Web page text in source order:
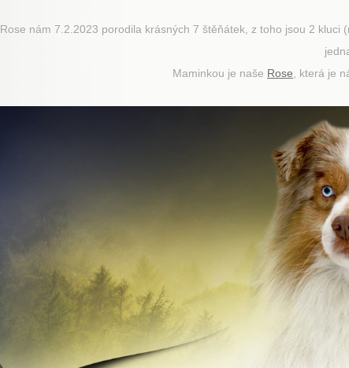
Rose nám 7.2.2023 porodila krásných 7 štěňátek, z toho jsou 2
Maminkou je naše Rose , která je